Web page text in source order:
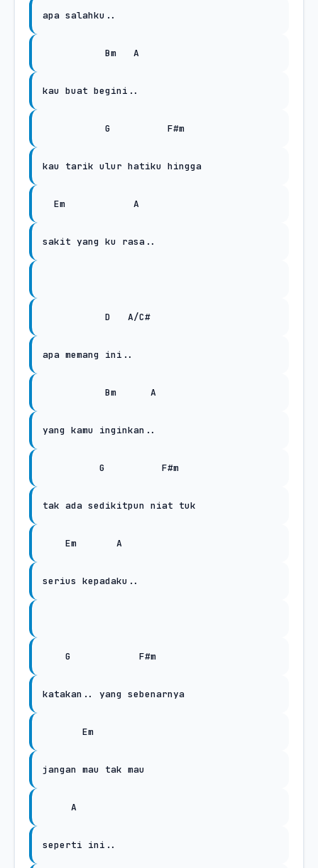
apa salahku..
Bm A
kau buat begini..
G F#m
kau tarik ulur hatiku hingga
Em A
sakit yang ku rasa..
D A/C#
apa memang ini..
Bm A
yang kamu inginkan..
G F#m
tak ada sedikitpun niat tuk
Em A
serius kepadaku..
G F#m
katakan.. yang sebenarnya
Em
jangan mau tak mau
A
seperti ini..